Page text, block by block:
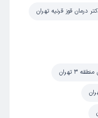
درمان قوز قرنیه تهران
3 تهران